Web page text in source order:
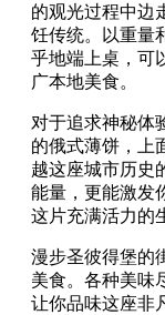
的观光过程中边
饪传统。以重量
乎地端上桌，可
广本地美食。
对于追求神秘体
的俄式薄饼，上
越这座城市历史
能量，更能激发
这片充满活力的
漫步圣彼得堡的
美食。各种美味
让你品味这座非